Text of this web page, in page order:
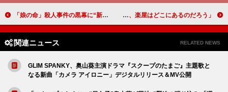
「娘の命」殺人事件の黒幕に“新堂”竹財輝之助が浮上 「竹財輝之助さん、またクズ野郎役」「全部がつながって面白い」 「もしもこの世が舞台なら、楽屋はどこにあるのだろう」「三谷幸喜さんの描く喜劇は恐ろしい」「井上順ここにあり。ペーソスあふれる芝居を見せてくれた」
関連ニュース RELATED NEWS
GLIM SPANKY、奥山葵主演ドラマ『スクープのたまご』主題歌と
なる新曲「カメラ アイロニー」デジタルリリース＆MV公開